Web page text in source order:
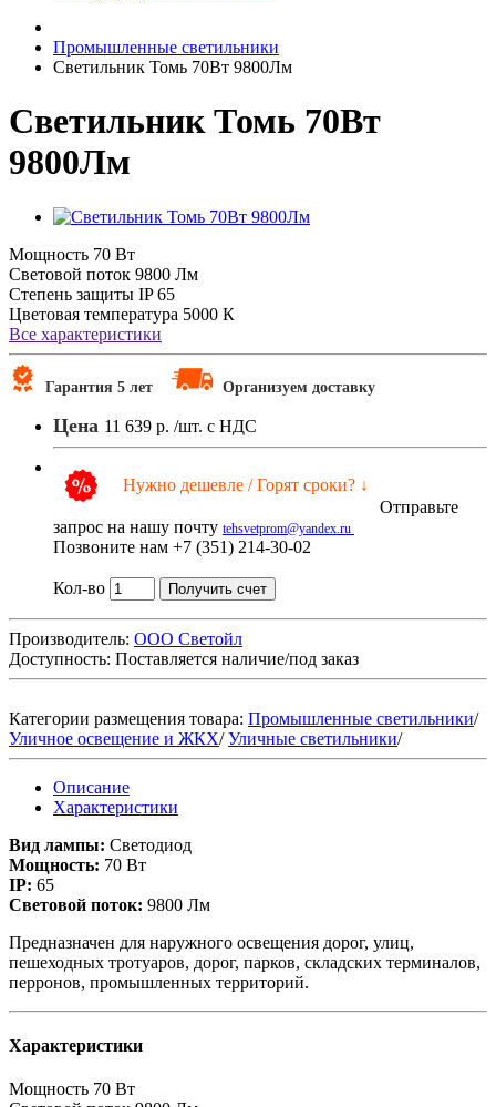
Промышленные светильники
Светильник Томь 70Вт 9800Лм
Светильник Томь 70Вт
9800Лм
Мощность 70 Вт
Световой поток 9800 Лм
Степень защиты IP 65
Цветовая температура 5000 К
Все характеристики
Гарантия 5 лет Организуем доставку
Цена 11 639 р. /шт. с НДС
Нужно дешевле / Горят сроки? ↓
Отправьте
запрос на нашу почту tehsvetprom@yandex.ru
Позвоните нам +7 (351) 214-30-02
Кол-во Получить счет
Производитель: ООО Светойл
Доступность: Поставляется наличие/под заказ
Категории размещения товара: Промышленные светильники/
Уличное освещение и ЖКХ/Уличные светильники/
Описание
Характеристики
Вид лампы: Светодиод
Мощность: 70 Вт
IP: 65
Световой поток: 9800 Лм
Предназначен для наружного освещения дорог, улиц,
пешеходных тротуаров, дорог, парков, складских терминалов,
перронов, промышленных территорий.
Характеристики
Мощность 70 Вт